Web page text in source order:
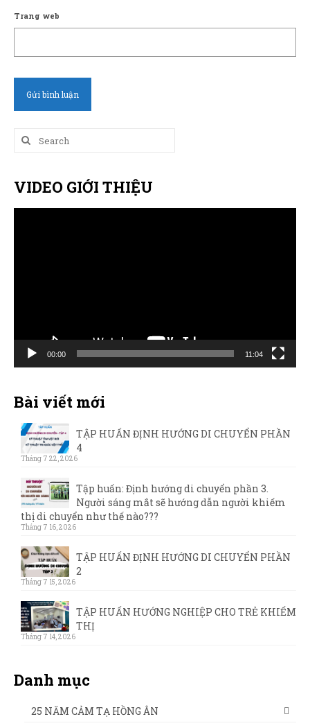
Trang web
Search
for:
VIDEO GIỚI THIỆU
00:00 11:04
Bài viết mới
TẬP HUẤN ĐỊNH HƯỚNG DI CHUYỂN PHẦN
4
Tháng 7 22, 2026
Tập huấn: Định hướng di chuyển phần 3.
Người sáng mắt sẽ hướng dẫn người khiếm
thị di chuyển như thế nào???
Tháng 7 16, 2026
TẬP HUẤN ĐỊNH HƯỚNG DI CHUYỂN PHẦN
2
Tháng 7 15, 2026
TẬP HUẤN HƯỚNG NGHIỆP CHO TRẺ KHIẾM
THỊ
Tháng 7 14, 2026
Danh mục
25 NĂM CẢM TẠ HỒNG ÂN